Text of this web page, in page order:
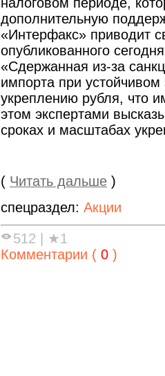
дополнительную
«Интерфакс» приводит
опубликованного
«Сдержанная из-за
импорта при устойчивом
укреплению рубля, что
этом экспертами
сроках и масштабах
( Читать дальше )
спецраздел: Акции
512
★1
Комментарии ( 0 )